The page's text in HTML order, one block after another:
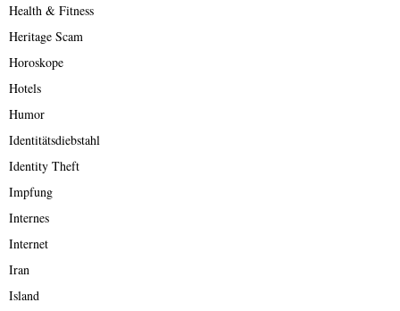
Health & Fitness
Heritage Scam
Horoskope
Hotels
Humor
Identitätsdiebstahl
Identity Theft
Impfung
Internes
Internet
Iran
Island